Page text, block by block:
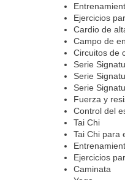
Ejercicios
Cardio de
Campo de
Circuitos de
Serie
Serie
Serie
Fuerza y
Control del
Tai Chi
Tai Chi para
Ejercicios
Caminata